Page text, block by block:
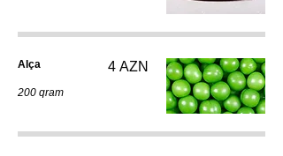
Alça
200 qram
4 AZN